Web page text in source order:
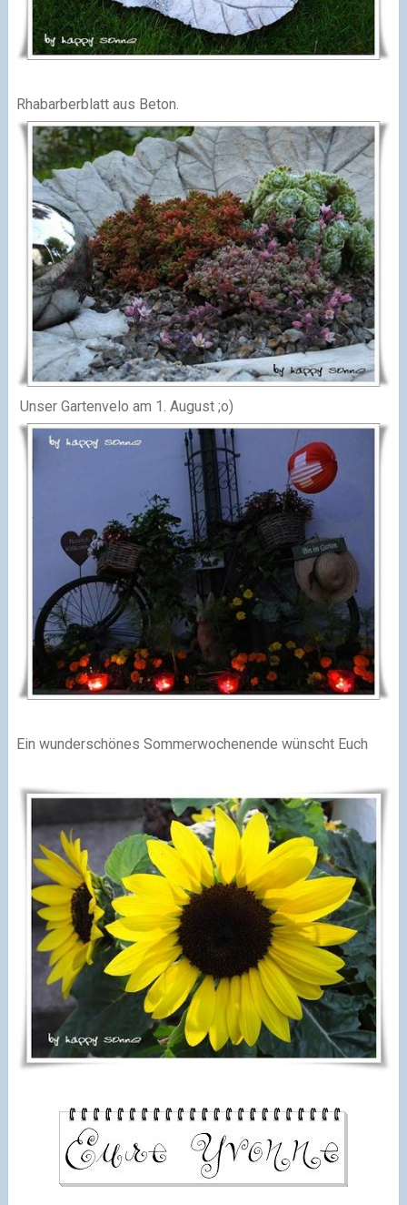
Rhabarberblatt aus Beton.
Unser Gartenvelo am 1. August ;o)
Ein wunderschönes Sommerwochenende wünscht Euch